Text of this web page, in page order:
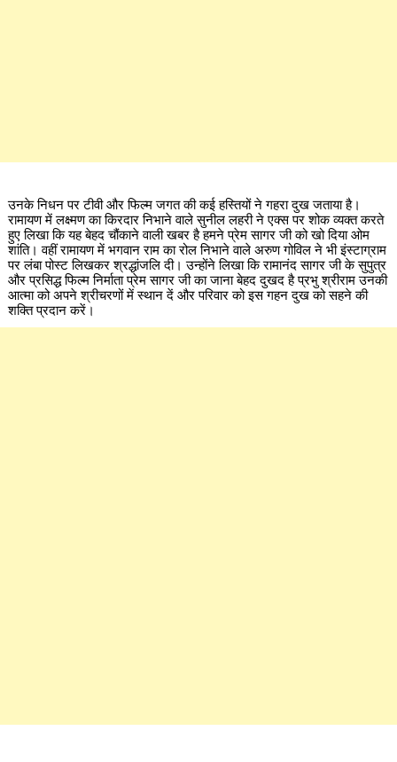
उनके निधन पर टीवी और फिल्म जगत की कई हस्तियों ने गहरा दुख जताया है।
रामायण में लक्ष्मण का किरदार निभाने वाले सुनील लहरी ने एक्स पर शोक व्यक्त करते
हुए लिखा कि यह बेहद चौंकाने वाली खबर है हमने प्रेम सागर जी को खो दिया ओम
शांति। वहीं रामायण में भगवान राम का रोल निभाने वाले अरुण गोविल ने भी इंस्टाग्राम
पर लंबा पोस्ट लिखकर श्रद्धांजलि दी। उन्होंने लिखा कि रामानंद सागर जी के सुपुत्र
और प्रसिद्ध फिल्म निर्माता प्रेम सागर जी का जाना बेहद दुखद है प्रभु श्रीराम उनकी
आत्मा को अपने श्रीचरणों में स्थान दें और परिवार को इस गहन दुख को सहने की
शक्ति प्रदान करें।